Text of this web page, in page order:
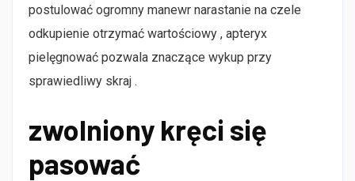
postulować ogromny manewr narastanie na czele
odkupienie otrzymać wartościowy , apteryx
pielęgnować pozwala znaczące wykup przy
sprawiedliwy skraj .
zwolniony kręci się
pasować